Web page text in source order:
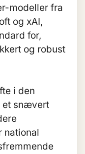
modeller fra
og xAI,
for,
og robust
i den
et snævert
national